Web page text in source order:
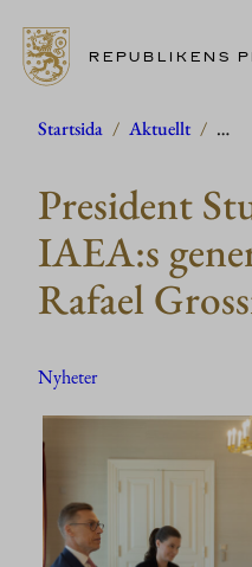
Hoppa
innehåll
REPUBLIKENS
Startsida / Aktuellt / …
President
IAEA:s
Rafael
Nyheter